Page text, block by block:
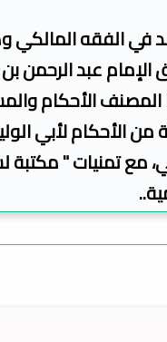
في الفقه
الإمام عبد الرحمن
الأحكام
الأحكام لأبي
تمنيات " مكتبة